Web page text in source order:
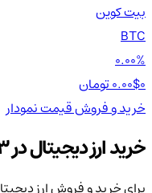
بیت کوین
BTC
0.00%
0.00$
خرید و فروشقیمتنمودار
خرید ارز دیجیتال در 3 مرحله ساده
برای خرید و فروش ارز